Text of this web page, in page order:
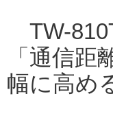
TW-
「通信
幅に高め